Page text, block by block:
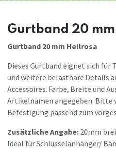
Gurtband 20
Gurtband 20 mm Hellrosa
Dieses Gurtband eignet sich für
und weitere belastbare Details
Accessoires. Farbe, Breite und
Artikelnamen angegeben. Bitte
Befestigung passend zum
Zusätzliche Angabe: 20mm
Ideal für Schlüsselanhänger/